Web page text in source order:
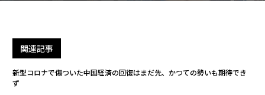
関連記事
新型コロナで傷ついた中国経済の回復はまだ先、かつての勢いも期待でき
ず